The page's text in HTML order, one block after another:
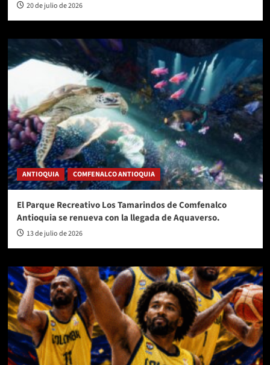
20 de julio de 2026
ANTIOQUIA COMFENALCO ANTIOQUIA
El Parque Recreativo Los Tamarindos de Comfenalco
Antioquia se renueva con la llegada de Aquaverso.
13 de julio de 2026